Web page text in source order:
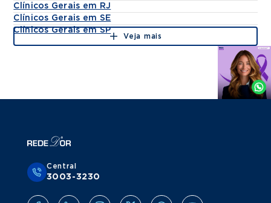
Clínicos Gerais em RJ
Clínicos Gerais em SE
Clínicos Gerais em SP
Veja mais
Agende
Whatsapp
Central
3003-3230